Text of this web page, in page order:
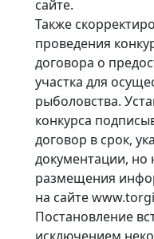
сайте.
Также
проведения
договора о
участка для
рыболовства.
конкурса
договор в срок,
документации, но
размещения
на сайте
Постановление